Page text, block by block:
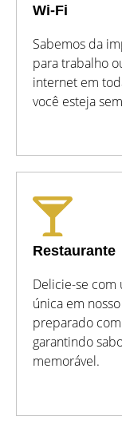
Wi-Fi
Sabemos da
para trabalho
internet em
você esteja
Restaurante
Delicie-se com
única em
preparado
garantindo
memorável.